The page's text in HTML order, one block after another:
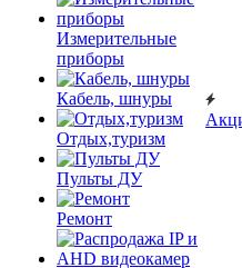
Измерительные
приборы
Кабель, шнуры
Отдых,туризм
Пульты ДУ
Ремонт